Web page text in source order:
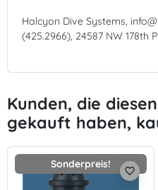
Halcyon Dive Systems,
(425.2966), 24587 NW 178th
Kunden, die
gekauft haben,
Sonderpreis!
favorite_border